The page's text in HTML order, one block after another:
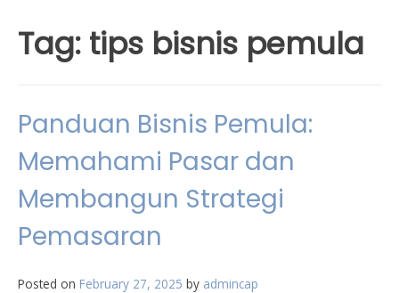
Tag: tips bisnis pemula
Panduan Bisnis Pemula:
Memahami Pasar dan
Membangun Strategi
Pemasaran
Posted on February 27, 2025 by admincap